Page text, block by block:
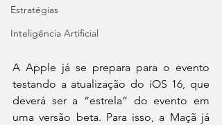
Estratégias
Inteligência Artificial
A Apple já se prepara para o evento
testando a atualização do iOS 16, que
deverá ser a “estrela” do evento em
uma versão beta. Para isso, a Maçã já